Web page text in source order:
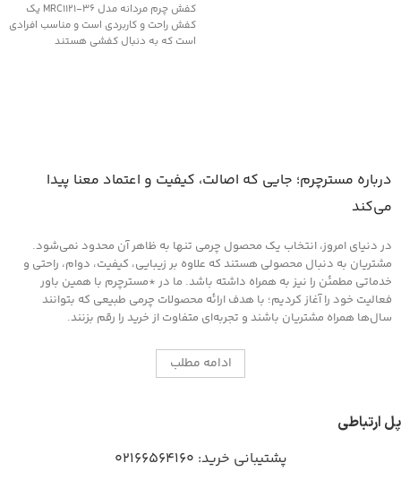
کفش چرم مردانه مدل MRC1121-36 یک
کفش راحت و کاربردی است و مناسب افرادی
است که به دنبال کفشی هستند
درباره مسترچرم؛ جایی که اصالت، کیفیت و اعتماد معنا پیدا
می‌کند
در دنیای امروز، انتخاب یک محصول چرمی تنها به ظاهر آن محدود نمی‌شود.
مشتریان به دنبال محصولی هستند که علاوه بر زیبایی، کیفیت، دوام، راحتی و
خدماتی مطمئن را نیز به همراه داشته باشد. ما در *مسترچرم با همین باور
فعالیت خود را آغاز کردیم؛ با هدف ارائه محصولات چرمی طبیعی که بتوانند
سال‌ها همراه مشتریان باشند و تجربه‌ای متفاوت از خرید را رقم بزنند.
ادامه مطلب
پل ارتباطی
پشتیبانی خرید: 02166564160